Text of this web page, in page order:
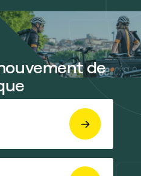
vous acceptez que Cyclo-
de